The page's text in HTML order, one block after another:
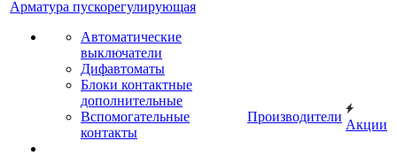
Арматура пускорегулирующая
Автоматические
выключатели
Дифавтоматы
Блоки контактные
дополнительные
Вспомогательные
контакты
Производители
Акции